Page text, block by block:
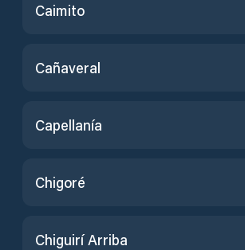
Caimito
Cañaveral
Capellanía
Chigoré
Chiguirí Arriba